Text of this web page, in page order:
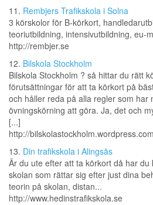
11. Rembjers Trafikskola i Solna
3 körskolor för B-körkort,
teoriutbildning, intensivutbildning, eu-
http://rembjer.se
12. Bilskola Stockholm
Bilskola Stockholm ? så hittar du rätt
förutsättningar för att ta körkort på
och håller reda på alla regler som har
övningskörning att göra. Ja, det och
[...]
http://bilskolastockholm.wordpress.com
13. Din trafikskola i Alingsås
Är du ute efter att ta körkort då har
skolan som rättar sig efter just dina
teorin på skolan, distan...
http://www.hedinstrafikskola.se